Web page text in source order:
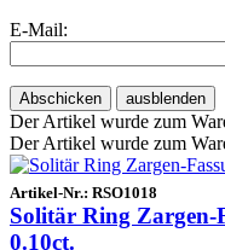
E-Mail:
Abschicken ausblenden
Der Artikel wurde zum
Der Artikel wurde zum
Artikel-Nr.: RSO1018
Solitär Ring Zargen-
0.10ct.